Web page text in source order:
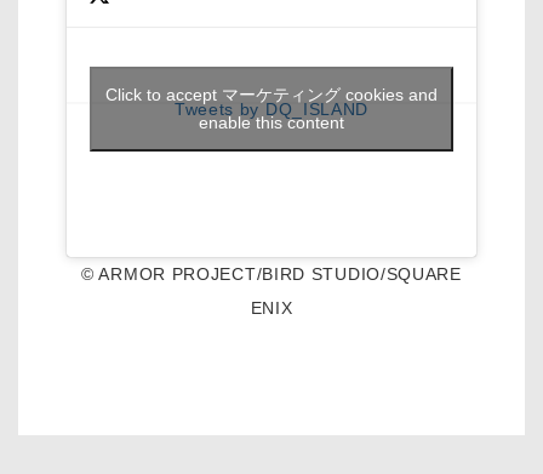
Tweets by DQ_ISLAND
Click to accept マーケティング cookies and
enable this content
© ARMOR PROJECT/BIRD STUDIO/SQUARE
ENIX